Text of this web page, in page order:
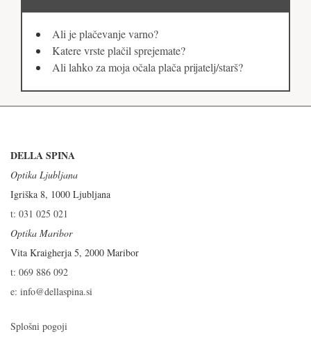
Ali je plačevanje varno?
Katere vrste plačil sprejemate?
Ali lahko za moja očala plača prijatelj/starš?
DELLA SPINA
Optika Ljubljana
Igriška 8, 1000 Ljubljana
t: 031 025 021
Optika Maribor
Vita Kraigherja 5, 2000 Maribor
t: 069 886 092
e: info@dellaspina.si
Splošni pogoji